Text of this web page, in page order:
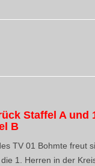
Staffel A und
B
TV 01 Bohmte freut
1. Herren in der